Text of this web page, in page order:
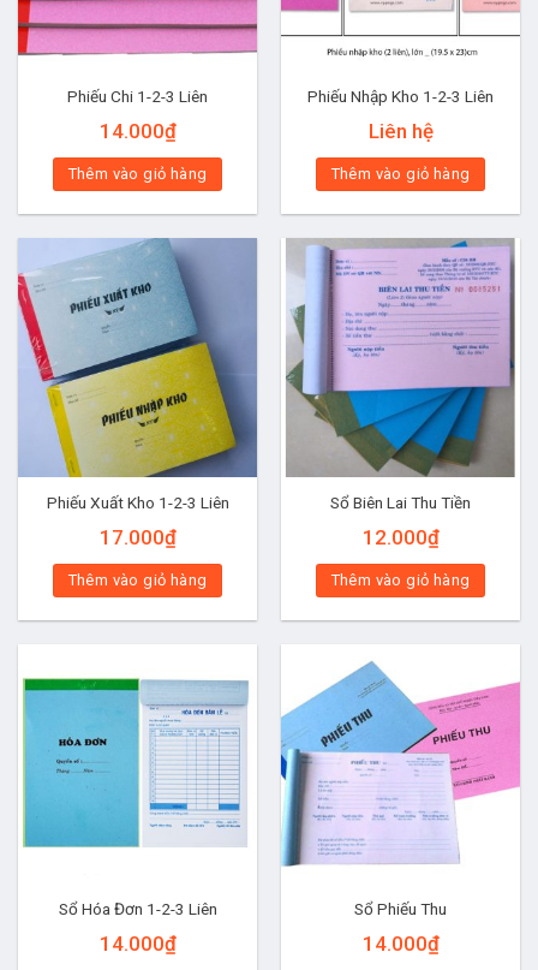
Phiếu Chi 1-2-3 Liên
14.000₫
Thêm vào giỏ hàng
Phiếu Nhập Kho 1-2-3 Liên
Liên hệ
Thêm vào giỏ hàng
Phiếu Xuất Kho 1-2-3 Liên
17.000₫
Thêm vào giỏ hàng
Sổ Biên Lai Thu Tiền
12.000₫
Thêm vào giỏ hàng
Sổ Hóa Đơn 1-2-3 Liên
14.000₫
Sổ Phiếu Thu
14.000₫